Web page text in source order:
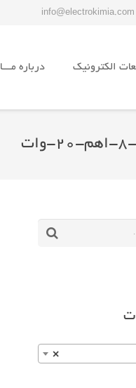
info@electrokimia.com
الکترونیک درباره مـــا
×